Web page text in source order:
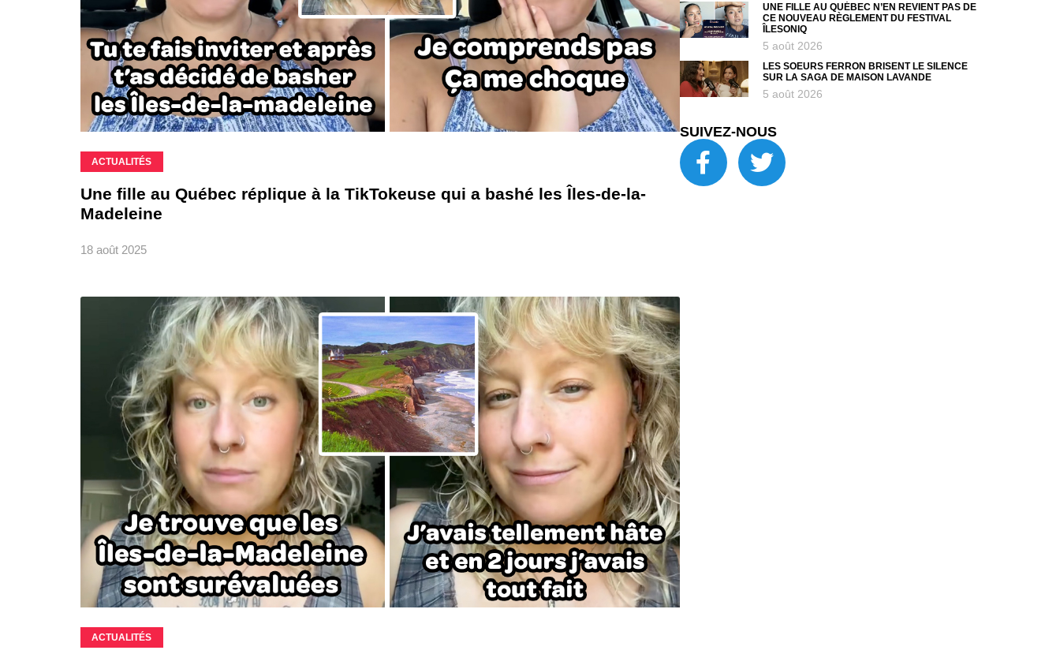
ACTUALITÉS
Une fille au Québec réplique à la TikTokeuse qui a bashé les Îles-de-la-
Madeleine
18 août 2025
ACTUALITÉS
UNE FILLE AU QUÉBEC N’EN REVIENT PAS DE
CE NOUVEAU RÈGLEMENT DU FESTIVAL
ÎLESONIQ
5 août 2026
LES SOEURS FERRON BRISENT LE SILENCE
SUR LA SAGA DE MAISON LAVANDE
5 août 2026
SUIVEZ-NOUS